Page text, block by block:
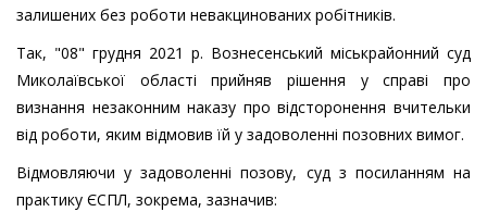
залишених без роботи невакцинованих робітників.
Так, "08" грудня 2021 р. Вознесенський міськрайонний суд
Миколаївської областіприйняв рішення у справіпро
визнання незаконним наказу про відсторонення вчительки
від роботи, яким відмовив їй у задоволенні позовних вимог.
Відмовляючи у задоволенні позову, суд з посиланням на
практику ЄСПЛ, зокрема, зазначив: